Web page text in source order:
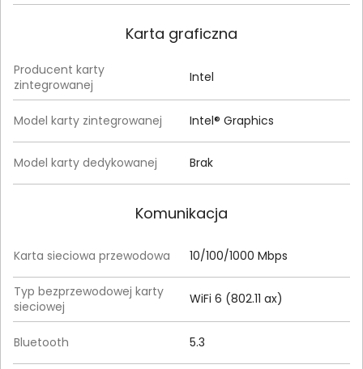
Karta graficzna
Producent karty
zintegrowanej
Intel
Model karty zintegrowanej Intel® Graphics
Model karty dedykowanej Brak
Komunikacja
Karta sieciowa przewodowa 10/100/1000 Mbps
Typ bezprzewodowej karty
sieciowej
WiFi 6 (802.11 ax)
Bluetooth 5.3